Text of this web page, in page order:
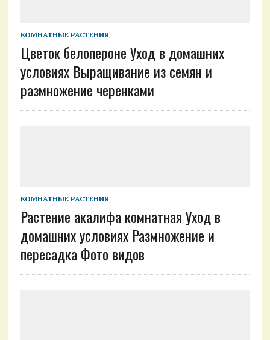
КОМНАТНЫЕ РАСТЕНИЯ
Цветок белопероне Уход в домашних
условиях Выращивание из семян и
размножение черенками
КОМНАТНЫЕ РАСТЕНИЯ
Растение акалифа комнатная Уход в
домашних условиях Размножение и
пересадка Фото видов